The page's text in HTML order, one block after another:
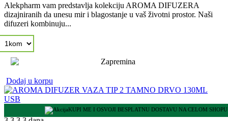
Alekpharm vam predstavlja kolekciju AROMA DIFUZERA
dizajniranih da unesu mir i blagostanje u vaš životni prostor. Naši
difuzeri kombinuju...
Dodaj u korpu
KUPI ME I OSVOJI BESPLATNU DOSTAVU NA CELOM SHOPU